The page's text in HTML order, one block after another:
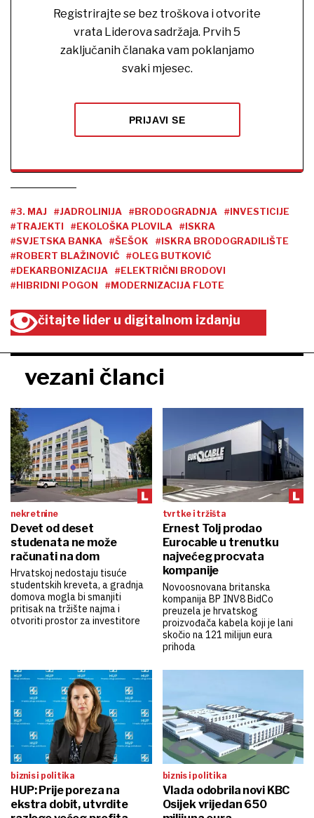
Registrirajte se bez troškova i otvorite
vrata Liderova sadržaja. Prvih 5
zaključanih članaka vam poklanjamo
svaki mjesec.
PRIJAVI SE
#3. MAJ #JADROLINIJA #BRODOGRADNJA
#INVESTICIJE
#TRAJEKTI
#EKOLOŠKA PLOVILA
#ISKRA
#SVJETSKA BANKA
#ŠEŠOK
#ISKRA BRODOGRADILIŠTE
#ROBERT BLAŽINOVIĆ
#OLEG BUTKOVIĆ
#DEKARBONIZACIJA
#ELEKTRIČNI BRODOVI
#HIBRIDNI POGON
#MODERNIZACIJA FLOTE
čitajte lider u digitalnom izdanju
vezani članci
nekretnine
Devet od deset
studenata ne može
računati na dom
Hrvatskoj nedostaju tisuće
studentskih kreveta, a gradnja
domova mogla bi smanjiti
pritisak na tržište najma i
otvoriti prostor za investitore
tvrtke i tržišta
Ernest Tolj prodao
Eurocable u trenutku
najvećeg procvata
kompanije
Novoosnovana britanska
kompanija BP INV8 BidCo
preuzela je hrvatskog
proizvođača kabela koji je lani
skočio na 121 milijun eura
prihoda
biznis i politika
HUP: Prije poreza na
ekstra dobit, utvrdite
biznis i politika
Vlada odobrila novi KBC
Osijek vrijedan 650